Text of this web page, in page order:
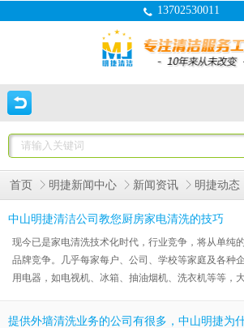
13702530011
首页 明捷新闻中心 新闻资讯 明捷动态
中山明捷清洁公司教您厨房家电清洗的技巧
现今已是家电清洗技术化时代，行业竞争，将从单纯
品牌竞争。几乎每家每户、公司、学校等家庭及各种
用电器，如电视机、冰箱、抽油烟机、洗衣机等等，
康，防止家中厨房的电器在使用长时间后吸附大量灰
提供外墙清洗业务的公司有很多，中山明捷为